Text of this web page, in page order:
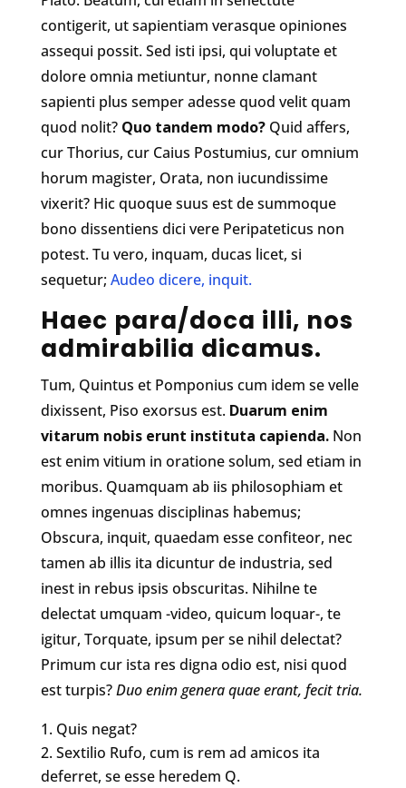
contigerit, ut sapientiam verasque opiniones
assequi possit. Sed isti ipsi, qui voluptate et
dolore omnia metiuntur, nonne clamant
sapienti plus semper adesse quod velit quam
quod nolit? Quo tandem modo?Quid affers,
cur Thorius, cur Caius Postumius, cur omnium
horum magister, Orata, non iucundissime
vixerit? Hic quoque suus est de summoque
bono dissentiens dici vere Peripateticus non
potest. Tu vero, inquam, ducas licet, si
sequetur; Audeo dicere, inquit.
Haec para/doca illi, nos
admirabilia dicamus.
Tum, Quintus et Pomponius cum idem se velle
dixissent, Piso exorsus est. Duarum enim
vitarum nobis erunt instituta capienda.Non
est enim vitium in oratione solum, sed etiam in
moribus. Quamquam ab iis philosophiam et
omnes ingenuas disciplinas habemus;
Obscura, inquit, quaedam esse confiteor, nec
tamen ab illis ita dicuntur de industria, sed
inest in rebus ipsis obscuritas. Nihilne te
delectat umquam -video, quicum loquar-, te
igitur, Torquate, ipsum per se nihil delectat?
Primum cur ista res digna odio est, nisi quod
est turpis?Duo enim genera quae erant, fecit tria.
Quis negat?
Sextilio Rufo, cum is rem ad amicos ita
deferret, se esse heredem Q.